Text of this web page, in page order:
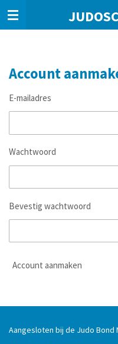
Ga
Account
E-mailadres
Wachtwoord
Bevestig wachtwoord
Account aanmaken
Aangesloten bij de Judo Bond